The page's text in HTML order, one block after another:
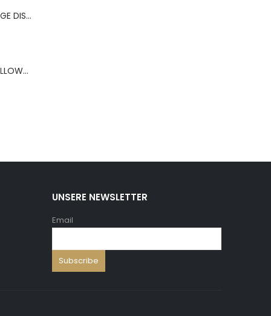
BERNS ACR.OHRRINGE DISP. 130*320MM FOR 36 PAIRS
BERNS ARMBAND PILLOW+HOLD.8*8 ,5 WH.PU
UNSERE NEWSLETTER
Email